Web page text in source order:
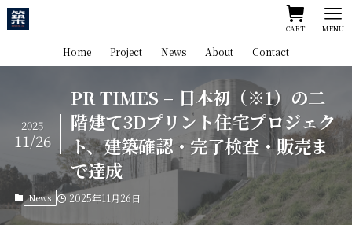
CART MENU
Home Project News About Contact
PR TIMES – 日本初（※1）の二
階建て3Dプリント住宅プロジェク
ト、建築確認・完了検査・販売ま
で達成
2025
11/26
News 2025年11月26日